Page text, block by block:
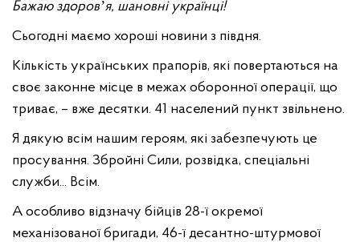
Бажаю здоровʼя, шановні українці!
Сьогодні маємо хороші новини з півдня.
Кількість українських прапорів, які повертаються на
своє законне місце в межах оборонної операції, що
триває, – вже десятки. 41 населений пункт звільнено.
Я дякую всім нашим героям, які забезпечують це
просування. Збройні Сили, розвідка, спеціальні
служби... Всім.
А особливо відзначу бійців 28-ї окремої
механізованої бригади, 46-ї десантно-штурмової